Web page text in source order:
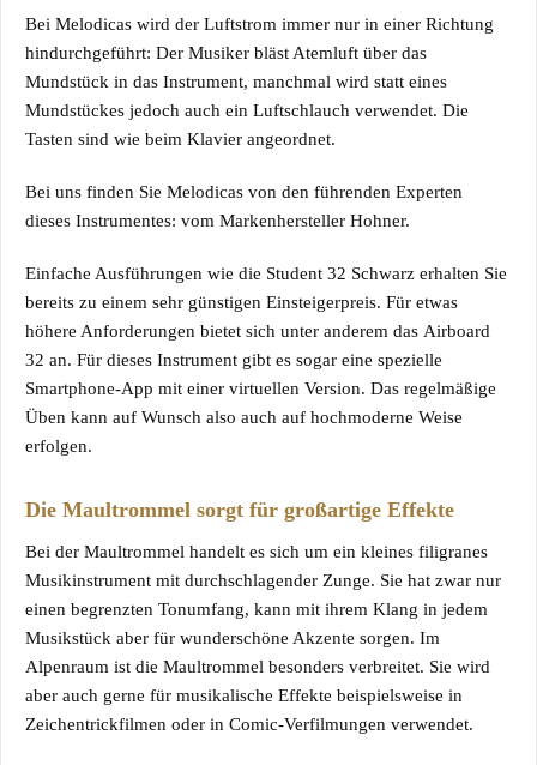
Bei Melodicas wird der Luftstrom immer nur in einer Richtung
hindurchgeführt: Der Musiker bläst Atemluft über das
Mundstück in das Instrument, manchmal wird statt eines
Mundstückes jedoch auch ein Luftschlauch verwendet. Die
Tasten sind wie beim Klavier angeordnet.
Bei uns finden Sie Melodicas von den führenden Experten
dieses Instrumentes: vom Markenhersteller Hohner.
Einfache Ausführungen wie die Student 32 Schwarz erhalten Sie
bereits zu einem sehr günstigen Einsteigerpreis. Für etwas
höhere Anforderungen bietet sich unter anderem das Airboard
32 an. Für dieses Instrument gibt es sogar eine spezielle
Smartphone-App mit einer virtuellen Version. Das regelmäßige
Üben kann auf Wunsch also auch auf hochmoderne Weise
erfolgen.
Die Maultrommel sorgt für großartige Effekte
Bei der Maultrommel handelt es sich um ein kleines filigranes
Musikinstrument mit durchschlagender Zunge. Sie hat zwar nur
einen begrenzten Tonumfang, kann mit ihrem Klang in jedem
Musikstück aber für wunderschöne Akzente sorgen. Im
Alpenraum ist die Maultrommel besonders verbreitet. Sie wird
aber auch gerne für musikalische Effekte beispielsweise in
Zeichentrickfilmen oder in Comic-Verfilmungen verwendet.